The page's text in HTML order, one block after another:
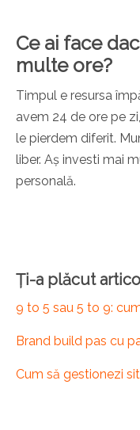
Ce ai face
multe ore?
Timpul e resursa
avem 24 de ore pe
le pierdem diferit.
liber. Aș investi mai
personală.
Ți-a plăcut
9 to 5 sau 5 to 9:
Brand build pas cu
Cum să gestionezi